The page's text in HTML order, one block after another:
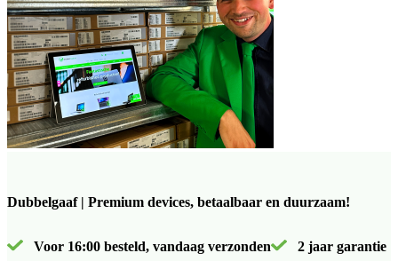
Dubbelgaaf | Premium devices, betaalbaar en duurzaam!
Voor 16:00 besteld, vandaag verzonden 2 jaar garantie